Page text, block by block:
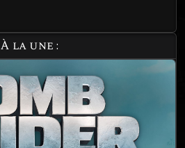
À la une :